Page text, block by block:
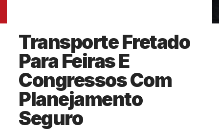
Transporte Fretado
Para Feiras E
Congressos Com
Planejamento
Seguro